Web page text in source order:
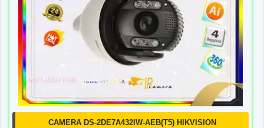
CAMERA DS-2DE7A432IW-AEB(T5) HIKVISION